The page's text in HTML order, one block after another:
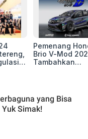
Pemenang
Brio V-Mod
Tambahkan
yang Bisa
Simak!